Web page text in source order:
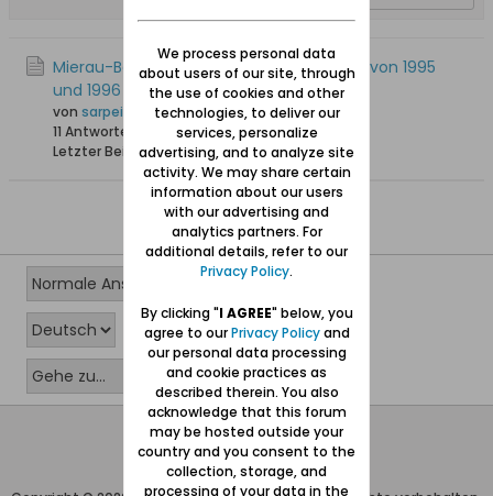
Mierau-Beiträge in den Neuteich-Briefen von 1995
und 1996
von sarpei
11 Antworten
26.687 Hits0 Likes
Letzter Beitrag10.03.2019, 19:28
Wolfgang Naujocks MMXXVI
Powered byvBulletin®
We process personal data
about users of our site, through
the use of cookies and other
technologies, to deliver our
services, personalize
advertising, and to analyze site
activity. We may share certain
information about our users
with our advertising and
analytics partners. For
additional details, refer to our
Privacy Policy.
By clicking "I AGREE" below, you
agree to ourPrivacy Policyand
our personal data processing
and cookie practices as
described therein. You also
acknowledge that this forum
may be hosted outside your
country and you consent to the
collection, storage, and
processing of your data in the